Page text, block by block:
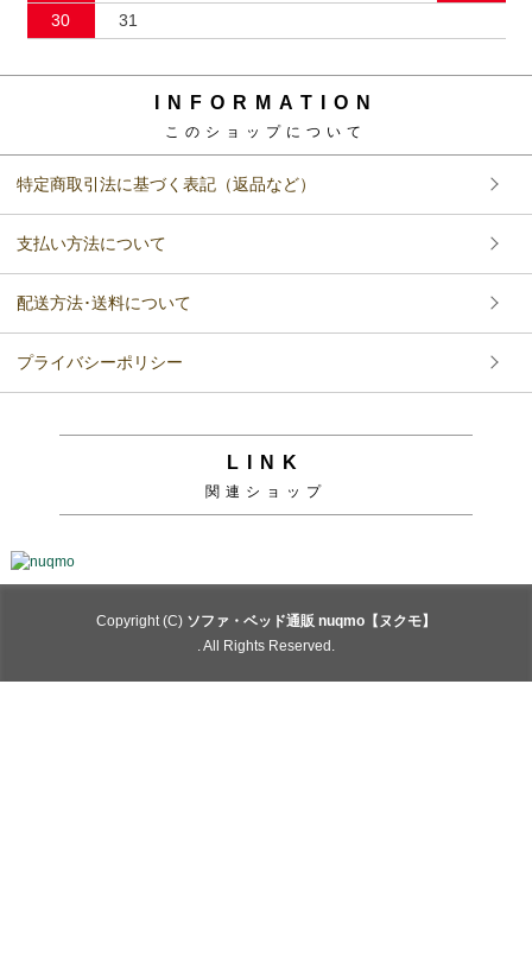
30
31
INFORMATION
このショップについて
特定商取引法に基づく表記（返品など）
支払い方法について
配送方法･送料について
プライバシーポリシー
LINK
関連ショップ
Copyright (C) ソファ・ベッド通販 nuqmo【ヌクモ】
. All Rights Reserved.